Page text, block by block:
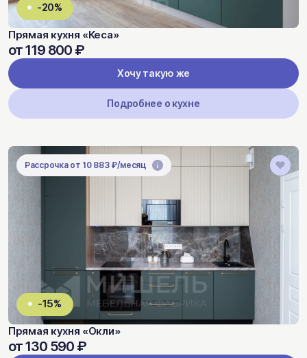
-20%
Прямая кухня «Кеса»
от 119 800 ₽
Хочу такую же
Подробнее о кухне
Рассрочка от 10 883 ₽/месяц
-15%
Прямая кухня «Окли»
от 130 590 ₽